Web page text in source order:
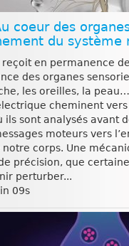
coeur des
du système
reçoit en permanence
des organes
les oreilles, la
cheminent
ils sont analysés avant
moteurs vers
corps. Une
précision, que
perturber...
09s